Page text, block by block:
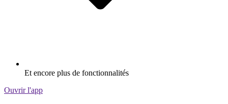
Et encore plus de fonctionnalités
Ouvrir l'app